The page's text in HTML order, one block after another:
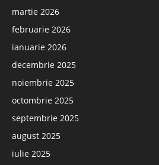
martie 2026
februarie 2026
ianuarie 2026
decembrie 2025
noiembrie 2025
octombrie 2025
septembrie 2025
august 2025
iulie 2025